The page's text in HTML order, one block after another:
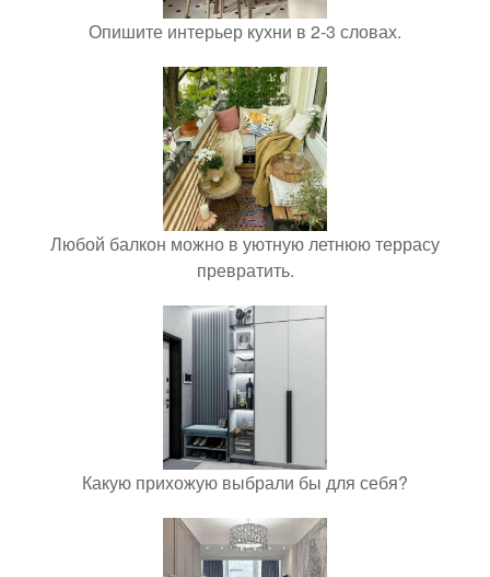
Опишите интерьер кухни в 2-3 словах.
Любой балкон можно в уютную летнюю террасу
превратить.
Какую прихожую выбрали бы для себя?